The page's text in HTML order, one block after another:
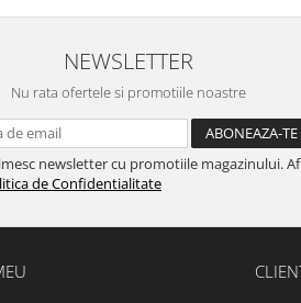
NEWSLETTER
Nu rata ofertele si promotiile noastre
newsletter cu promotiile magazinului.
de Confidentialitate